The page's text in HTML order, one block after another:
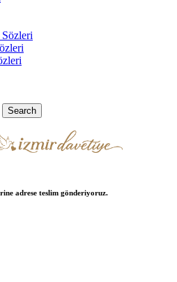
Search
adrese teslim gönderiyoruz.